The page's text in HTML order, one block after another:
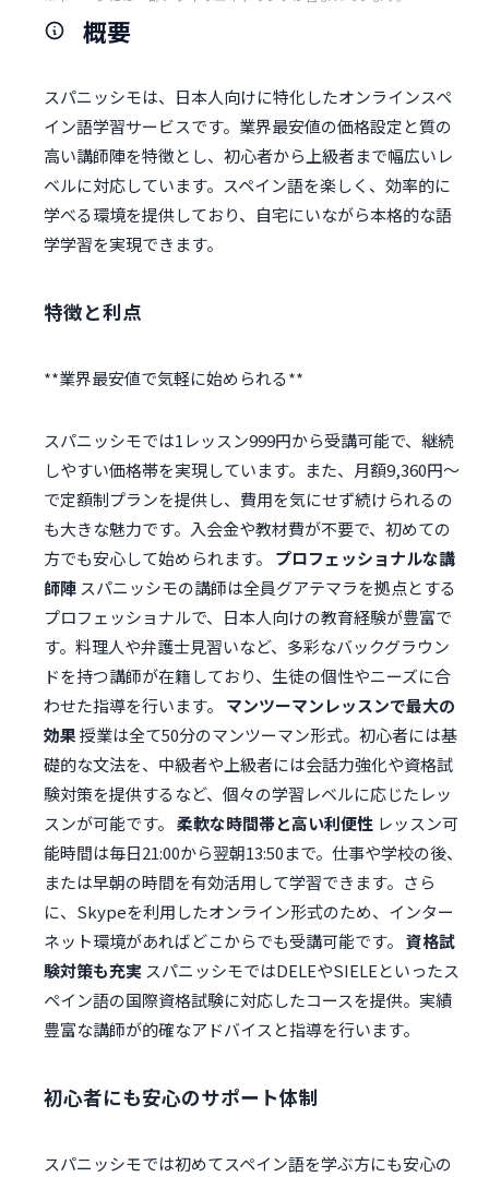
概要
スパニッシモは、日本人向けに特化したオンラインスペ
イン語学習サービスです。業界最安値の価格設定と質の
高い講師陣を特徴とし、初心者から上級者まで幅広いレ
ベルに対応しています。スペイン語を楽しく、効率的に
学べる環境を提供しており、自宅にいながら本格的な語
学学習を実現できます。
特徴と利点
スパニッシモでは1レッスン999円から受講可能で、継続
しやすい価格帯を実現しています。また、月額9,360円〜
で定額制プランを提供し、費用を気にせず続けられるの
も大きな魅力です。入会金や教材費が不要で、初めての
方でも安心して始められます。 プロフェッショナルな講
師陣スパニッシモの講師は全員グアテマラを拠点とする
プロフェッショナルで、日本人向けの教育経験が豊富で
す。料理人や弁護士見習いなど、多彩なバックグラウン
ドを持つ講師が在籍しており、生徒の個性やニーズに合
わせた指導を行います。 マンツーマンレッスンで最大の
効果授業は全て50分のマンツーマン形式。初心者には基
礎的な文法を、中級者や上級者には会話力強化や資格試
験対策を提供するなど、個々の学習レベルに応じたレッ
スンが可能です。 柔軟な時間帯と高い利便性 レッスン可
能時間は毎日21:00から翌朝13:50まで。仕事や学校の後、
または早朝の時間を有効活用して学習できます。さら
に、Skypeを利用したオンライン形式のため、インター
ネット環境があればどこからでも受講可能です。 資格試
験対策も充実スパニッシモではDELEやSIELEといったス
ペイン語の国際資格試験に対応したコースを提供。実績
豊富な講師が的確なアドバイスと指導を行います。
初心者にも安心のサポート体制
スパニッシモでは初めてスペイン語を学ぶ方にも安心の